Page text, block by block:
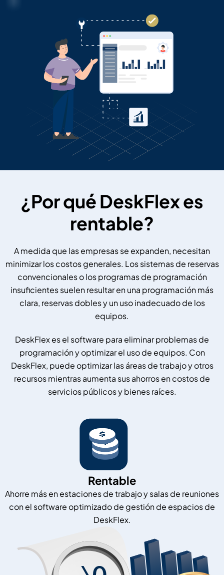
¿Por qué DeskFlex es
rentable?
A medida que las empresas se expanden, necesitan
minimizar los costos generales. Los sistemas de reservas
convencionales o los programas de programación
insuficientes suelen resultar en una programación más
clara, reservas dobles y un uso inadecuado de los
equipos.
DeskFlex es el software para eliminar problemas de
programación y optimizar el uso de equipos. Con
DeskFlex, puede optimizar las áreas de trabajo y otros
recursos mientras aumenta sus ahorros en costos de
servicios públicos y bienes raíces.
Rentable
Ahorre más en estaciones de trabajo y salas de reuniones
con el software optimizado de gestión de espacios de
DeskFlex.